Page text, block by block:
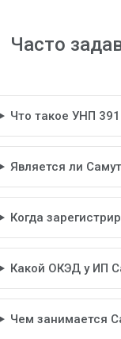
Часто
Что такое УНП
Является ли
Когда
Какой ОКЭД у ИП
Чем занимается